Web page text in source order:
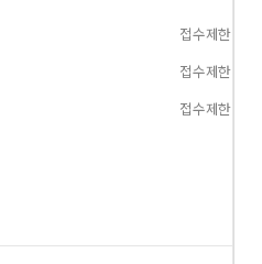
접수제한
접수제한
접수제한